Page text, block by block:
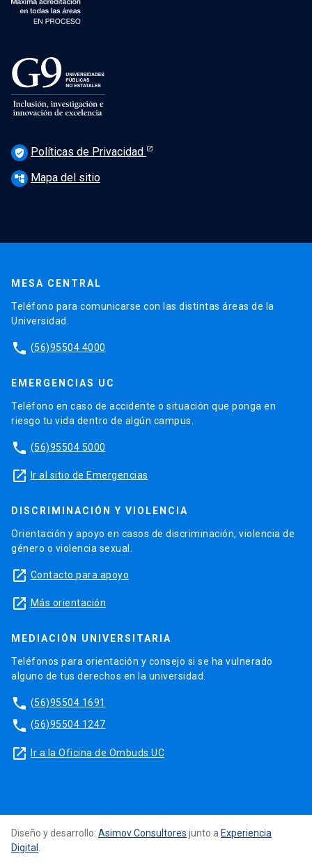
verified_user Políticas de Privacidad
account_tree Mapa del sitio
MESA CENTRAL
Teléfono para comunicarse con las distintas áreas de la
Universidad.
phone (56)95504 4000
EMERGENCIAS UC
Teléfono en caso de accidente o situación que ponga en
riesgo tu vida dentro de algún campus.
phone (56)95504 5000
launch Ir al sitio de Emergencias
DISCRIMINACIÓN Y VIOLENCIA
Orientación y apoyo en casos de discriminación, violencia de
género o violencia sexual.
launch Contacto para apoyo
launch Más orientación
MEDIACIÓN UNIVERSITARIA
Teléfonos para orientación y consejo si se ha vulnerado
alguno de tus derechos en la universidad.
phone (56)95504 1691
phone (56)95504 1247
launch Ir a la Oficina de Ombuds UC
Diseño y desarrollo: Asimov Consultores junto a Experiencia
Digital